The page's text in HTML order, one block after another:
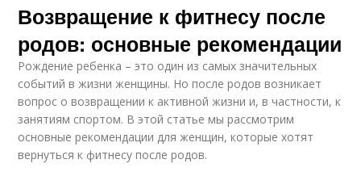
Возвращение к фитнесу после
родов: основные рекомендации
Рождение ребенка – это один из самых значительных
событий в жизни женщины. Но после родов возникает
вопрос о возвращении к активной жизни и, в частности, к
занятиям спортом. В этой статье мы рассмотрим
основные рекомендации для женщин, которые хотят
вернуться к фитнесу после родов.